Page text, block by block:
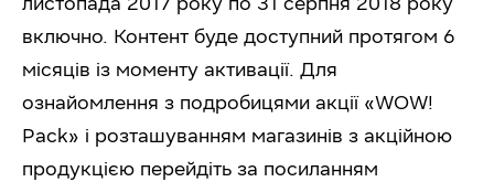
включно. Контент буде доступний протягом 6
місяців із моменту активації. Для
ознайомлення з подробицями акції «WOW!
Pack» і розташуванням магазинів з акційною
продукцією перейдіть за посиланням